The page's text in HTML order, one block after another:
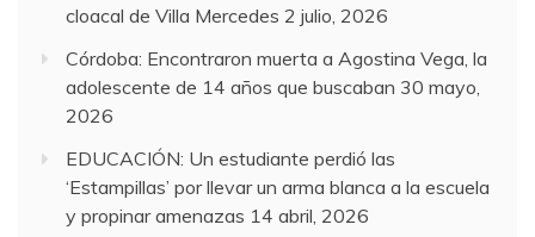
cloacal de Villa Mercedes 2 julio, 2026
Córdoba: Encontraron muerta a Agostina Vega, la
adolescente de 14 años que buscaban 30 mayo,
2026
EDUCACIÓN: Un estudiante perdió las
‘Estampillas’ por llevar un arma blanca a la escuela
y propinar amenazas 14 abril, 2026